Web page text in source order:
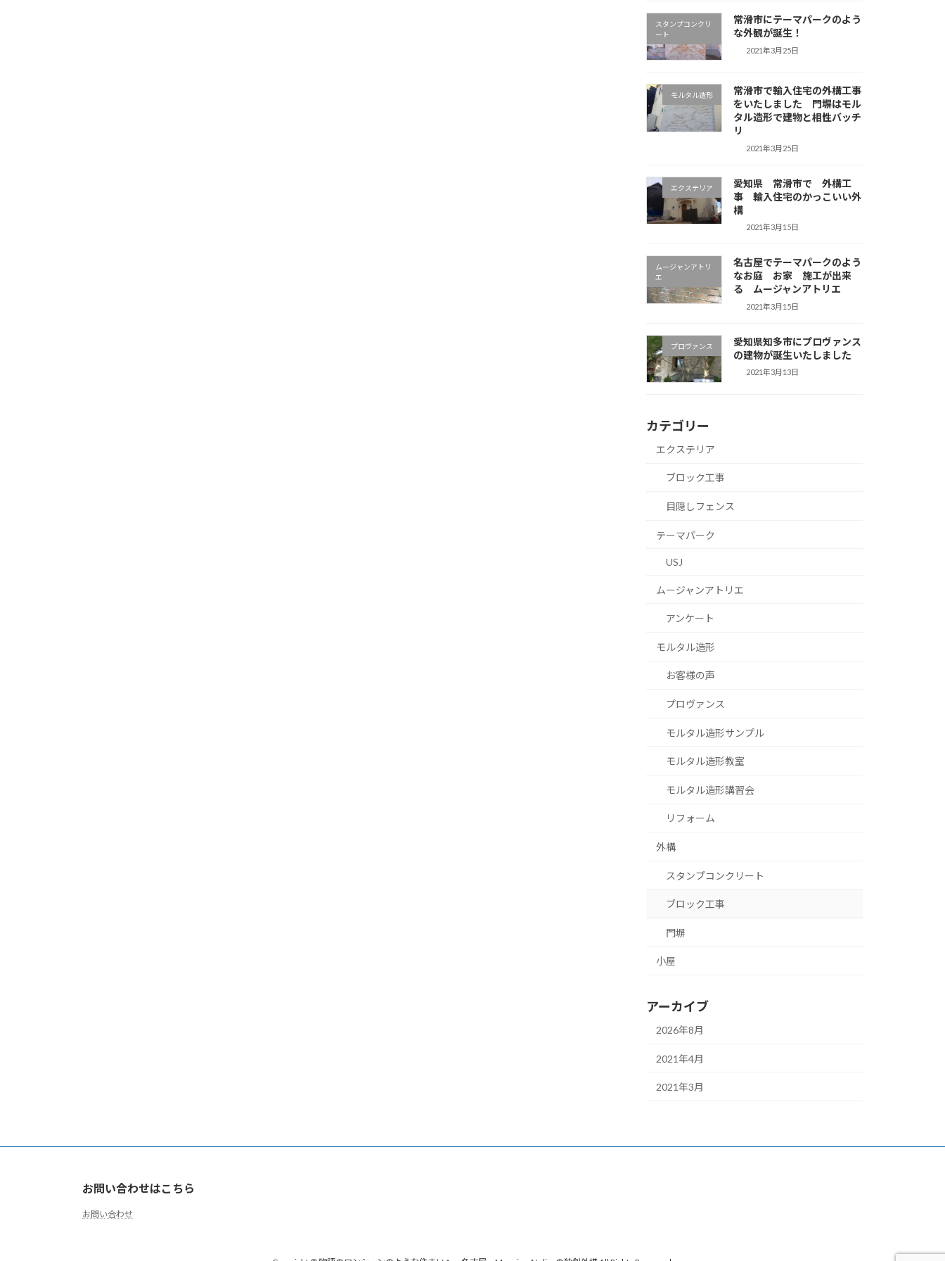
スタンプコンクリ
ート
常滑市にテーマパークのよう
な外観が誕生！
2021年3月25日
モルタル造形
常滑市で輸入住宅の外構工事
をいたしました 門塀はモル
タル造形で建物と相性バッチ
リ
2021年3月25日
エクステリア
愛知県 常滑市で 外構工
事 輸入住宅のかっこいい外
構
2021年3月15日
ムージャンアトリ
エ
名古屋でテーマパークのよう
なお庭 お家 施工が出来
る ムージャンアトリエ
2021年3月15日
プロヴァンス
愛知県知多市にプロヴァンス
の建物が誕生いたしました
2021年3月13日
カテゴリー
エクステリア
ブロック工事
目隠しフェンス
テーマパーク
USJ
ムージャンアトリエ
アンケート
モルタル造形
お客様の声
プロヴァンス
モルタル造形サンプル
モルタル造形教室
モルタル造形講習会
リフォーム
外構
スタンプコンクリート
ブロック工事
門塀
小屋
アーカイブ
2026年8月
2021年4月
2021年3月
お問い合わせはこちら
お問い合わせ